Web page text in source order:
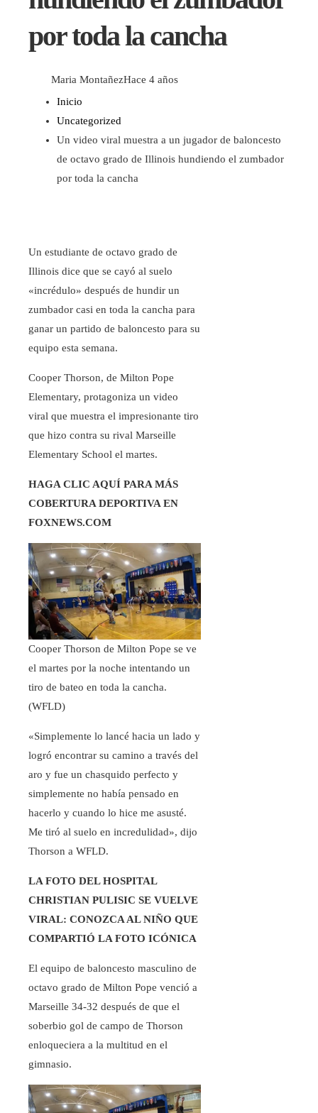
por toda la cancha
Maria MontañezHace 4 años
Inicio
Uncategorized
Un video viral muestra a un jugador de baloncesto
de octavo grado de Illinois hundiendo el zumbador
por toda la cancha
Un estudiante de octavo grado de
Illinois dice que se cayó al suelo
«incrédulo» después de hundir un
zumbador casi en toda la cancha para
ganar un partido de baloncesto para su
equipo esta semana.
Cooper Thorson, de Milton Pope
Elementary, protagoniza un video
viral que muestra el impresionante tiro
que hizo contra su rival Marseille
Elementary School el martes.
HAGA CLIC AQUÍ PARA MÁS
COBERTURA DEPORTIVA EN
FOXNEWS.COM
Cooper Thorson de Milton Pope se ve
el martes por la noche intentando un
tiro de bateo en toda la cancha.
(WFLD)
«Simplemente lo lancé hacia un lado y
logró encontrar su camino a través del
aro y fue un chasquido perfecto y
simplemente no había pensado en
hacerlo y cuando lo hice me asusté.
Me tiró al suelo en incredulidad», dijo
Thorson a WFLD.
LA FOTO DEL HOSPITAL
CHRISTIAN PULISIC SE VUELVE
VIRAL: CONOZCA AL NIÑO QUE
COMPARTIÓ LA FOTO ICÓNICA
El equipo de baloncesto masculino de
octavo grado de Milton Pope venció a
Marseille 34-32 después de que el
soberbio gol de campo de Thorson
enloqueciera a la multitud en el
gimnasio.